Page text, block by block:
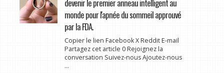
devenir le premier anneau intelligent au
monde pour l'apnée du sommeil approuvé
par la FDA.
Copier le lien Facebook X Reddit E-mail
Partagez cet article 0 Rejoignez la
conversation Suivez-nous Ajoutez-nous
...